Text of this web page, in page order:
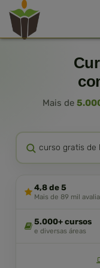
Mais de
4,8 de 5
Mais de 89 mil
5.000+ cursos
e diversas áreas